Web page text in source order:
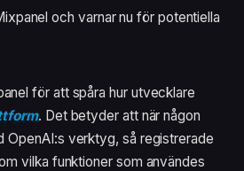
och varnar nu för potentiella
för att spåra hur utvecklare
. Det betyder att när någon
OpenAI:s verktyg, så registrerade
vilka funktioner som användes